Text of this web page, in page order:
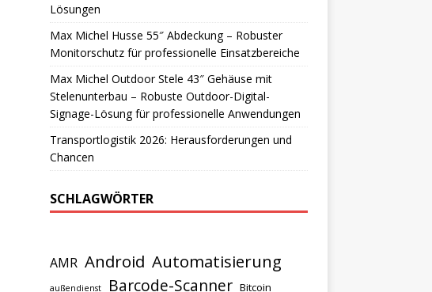
Lösungen
Max Michel Husse 55″ Abdeckung – Robuster
Monitorschutz für professionelle Einsatzbereiche
Max Michel Outdoor Stele 43″ Gehäuse mit
Stelenunterbau – Robuste Outdoor-Digital-
Signage-Lösung für professionelle Anwendungen
Transportlogistik 2026: Herausforderungen und
Chancen
SCHLAGWÖRTER
AMR Android Automatisierung
außendienst Barcode-Scanner Bitcoin